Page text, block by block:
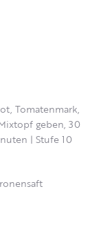
Tomatenmark,
geben, 30
| Stufe 10